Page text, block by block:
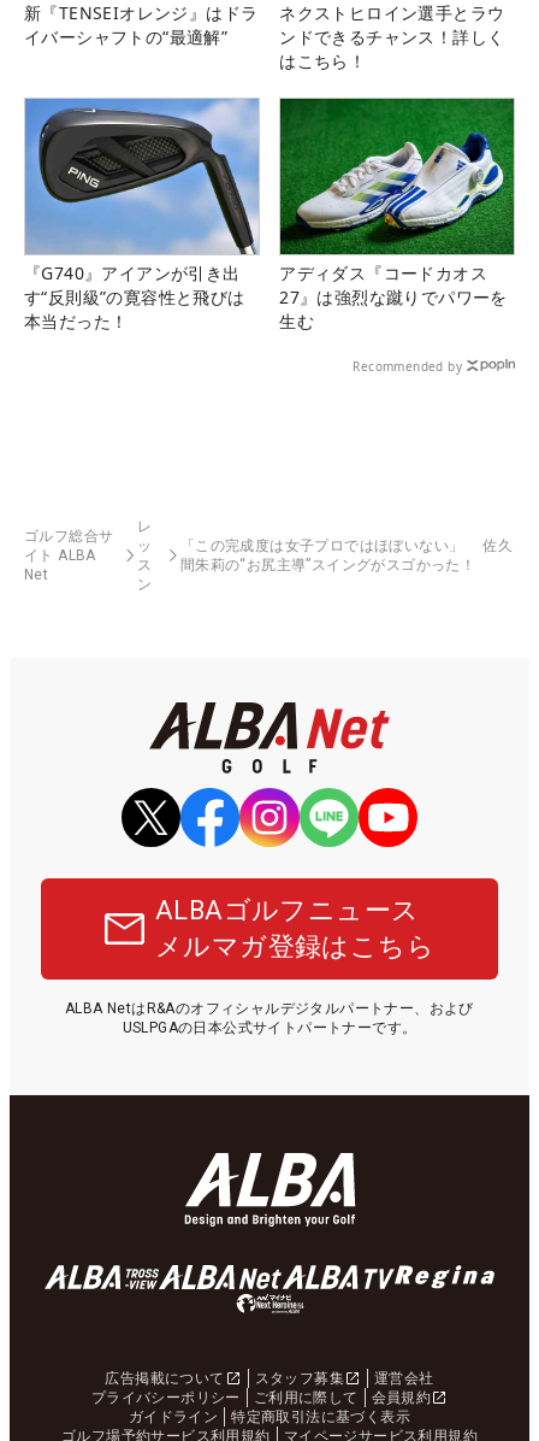
新『TENSEIオレンジ』はドラ
イバーシャフトの“最適解”
ネクストヒロイン選手とラウ
ンドできるチャンス！詳しく
はこちら！
『G740』アイアンが引き出
す“反則級”の寛容性と飛びは
本当だった！
アディダス『コードカオス
27』は強烈な蹴りでパワーを
生む
Recommended by
ゴルフ総合サ
イト ALBA
Net
レ
ッ
ス
ン
「この完成度は女子プロではほぼいない」 佐久
間朱莉の“お尻主導”スイングがスゴかった！
ALBAゴルフニュース
メルマガ登録はこちら
ALBA NetはR&Aのオフィシャルデジタルパートナー、および
USLPGAの日本公式サイトパートナーです。
広告掲載について スタッフ募集
運営会社
プライバシーポリシー
ご利用に際して
会員規約
ガイドライン
特定商取引法に基づく表示
ゴルフ場予約サービス利用規約
マイページサービス利用規約